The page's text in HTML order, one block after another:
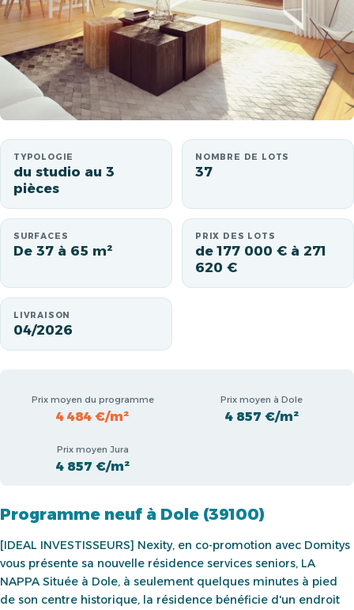
TYPOLOGIE
du studio au 3
pièces
NOMBRE DE LOTS
37
SURFACES
De 37 à 65 m²
PRIX DES LOTS
de 177 000 € à 271
620 €
LIVRAISON
04/2026
Prix moyen du programme
4 484 €/m²
Prix moyen à Dole
4 857 €/m²
Prix moyen Jura
4 857 €/m²
Programme neuf à Dole (39100)
[IDEAL INVESTISSEURS] Nexity, en co-promotion avec Domitys
vous présente sa nouvelle résidence services seniors, LA
NAPPA Située à Dole, à seulement quelques minutes à pied
de son centre historique, la résidence bénéficie d'un endroit